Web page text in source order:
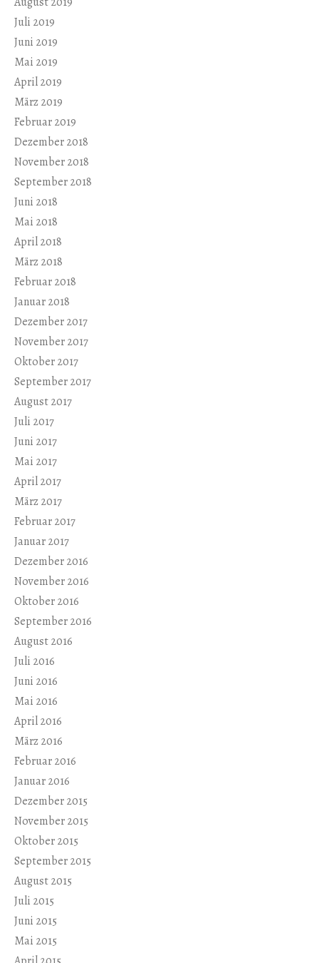
Juli 2019
Juni 2019
Mai 2019
April 2019
März 2019
Februar 2019
Dezember 2018
November 2018
September 2018
Juni 2018
Mai 2018
April 2018
März 2018
Februar 2018
Januar 2018
Dezember 2017
November 2017
Oktober 2017
September 2017
August 2017
Juli 2017
Juni 2017
Mai 2017
April 2017
März 2017
Februar 2017
Januar 2017
Dezember 2016
November 2016
Oktober 2016
September 2016
August 2016
Juli 2016
Juni 2016
Mai 2016
April 2016
März 2016
Februar 2016
Januar 2016
Dezember 2015
November 2015
Oktober 2015
September 2015
August 2015
Juli 2015
Juni 2015
Mai 2015